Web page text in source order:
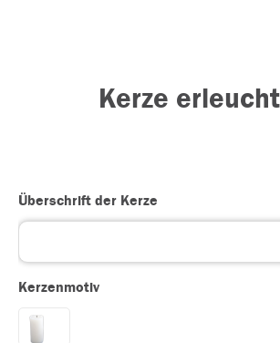
Kerze
Überschrift der Kerze
Kerzenmotiv